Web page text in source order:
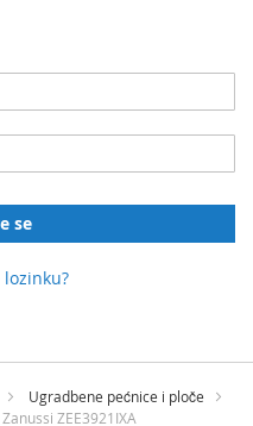
se
Ugradbene pećnice i ploče
ZEE3921IXA